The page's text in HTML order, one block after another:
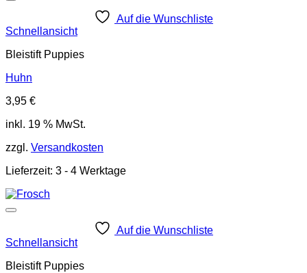
Auf die Wunschliste
Schnellansicht
Bleistift Puppies
Huhn
3,95 €
inkl. 19 % MwSt.
zzgl. Versandkosten
Lieferzeit: 3 - 4 Werktage
Auf die Wunschliste
Schnellansicht
Bleistift Puppies